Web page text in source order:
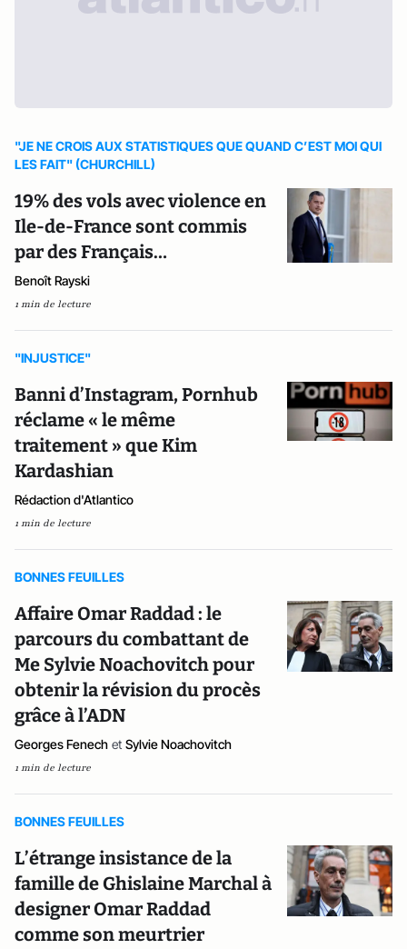
"JE NE CROIS AUX STATISTIQUES QUE QUAND C’EST MOI QUI
LES FAIT" (CHURCHILL)
19% des vols avec violence en
Ile-de-France sont commis
par des Français…
Benoît Rayski
1 min de lecture
"INJUSTICE"
Banni d’Instagram, Pornhub
réclame « le même
traitement » que Kim
Kardashian
Rédaction d'Atlantico
1 min de lecture
BONNES FEUILLES
Affaire Omar Raddad : le
parcours du combattant de
Me Sylvie Noachovitch pour
obtenir la révision du procès
grâce à l’ADN
Georges Fenech et Sylvie Noachovitch
1 min de lecture
BONNES FEUILLES
L’étrange insistance de la
famille de Ghislaine Marchal à
designer Omar Raddad
comme son meurtrier